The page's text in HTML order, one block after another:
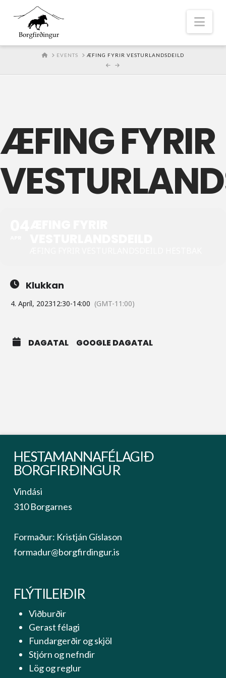
HOMEEVENTS ÆFING FYRIR VESTURLANDSDEILD
ÆFING FYRIR
Klukkan
4. Apríl, 202312:30-14:00 (GMT-11:00)
DAGATAL GOOGLE DAGATAL
HESTAMANNAFÉLAGIÐ
BORGFIRÐINGUR
Vindási
310 Borgarnes
Formaður: Kristján Gíslason
formadur@borgfirdingur.is
FLÝTILEIÐIR
Viðburðir
Gerast félagi
Fundargerðir og skjöl
Stjórn og nefndir
Lög og reglur